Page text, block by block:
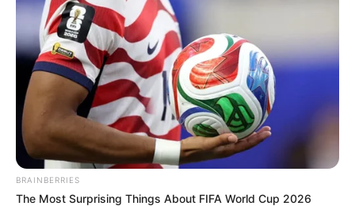
Participe do nosso grupo do
WhatsApp!
Fique informado em tempo real sobre as principais
notícias de Paraguaçu Paulista e região
Clique aqui para entrar no grupo
BRAINBERRIES
The Most Surprising Things About FIFA World Cup 2026